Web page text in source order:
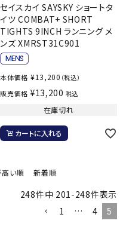
セイスカイ SAYSKY ショートタ
イツ COMBAT+ SHORT
TIGHTS 9INCH ランニング メ
ンズ XMRST31C901
本体価格 ¥13,200 （税込）
販売価格 ¥13,200 税込
在庫切れ
カートに入れる
い順 新着順
248件中 201 -248件表示
1
… 4 5